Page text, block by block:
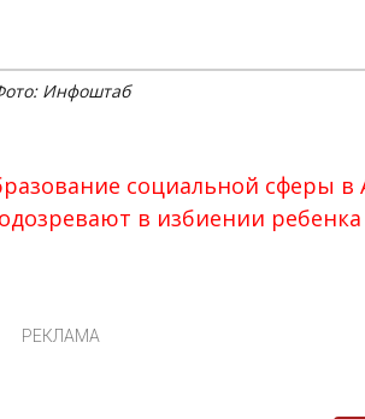
Инфоштаб
социальной сферы в
в избиении ребенка
РЕКЛАМА